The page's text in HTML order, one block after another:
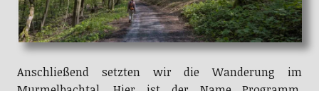
Anschließend setzten wir die Wanderung im